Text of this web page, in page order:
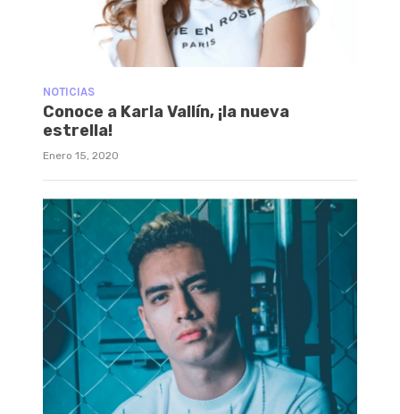
NOTICIAS
Conoce a Karla Vallín, ¡la nueva
estrella!
Enero 15, 2020